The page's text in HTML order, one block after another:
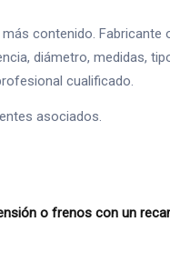
contenido. Fabricante
diámetro, medidas,
cualificado.
asociados.
o frenos con un